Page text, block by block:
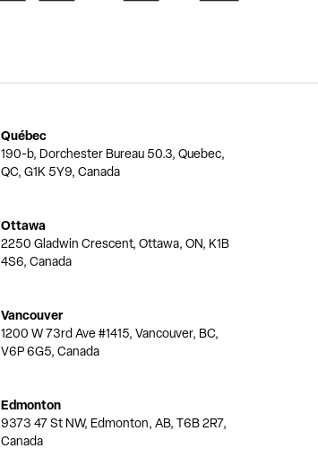
Québec
190-b, Dorchester Bureau 50.3, Quebec,
QC, G1K 5Y9, Canada
Ottawa
2250 Gladwin Crescent, Ottawa, ON, K1B
4S6, Canada
Vancouver
1200 W 73rd Ave #1415, Vancouver, BC,
V6P 6G5, Canada
Edmonton
9373 47 St NW, Edmonton, AB, T6B 2R7,
Canada